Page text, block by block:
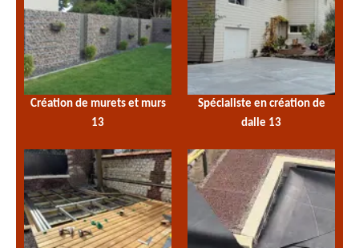
Création de murets et murs
13
Spécialiste en création de
dalle 13